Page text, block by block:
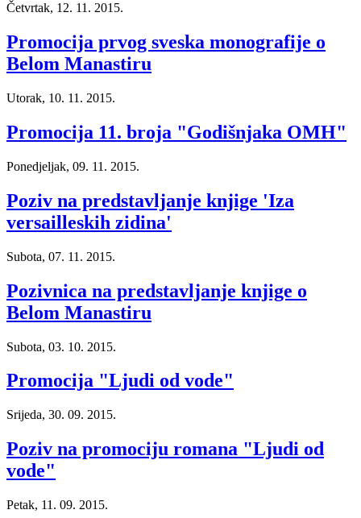
Četvrtak, 12. 11. 2015.
Promocija prvog sveska monografije o
Belom Manastiru
Utorak, 10. 11. 2015.
Promocija 11. broja "Godišnjaka OMH"
Ponedjeljak, 09. 11. 2015.
Poziv na predstavljanje knjige 'Iza
versailleskih zidina'
Subota, 07. 11. 2015.
Pozivnica na predstavljanje knjige o
Belom Manastiru
Subota, 03. 10. 2015.
Promocija "Ljudi od vode"
Srijeda, 30. 09. 2015.
Poziv na promociju romana "Ljudi od
vode"
Petak, 11. 09. 2015.